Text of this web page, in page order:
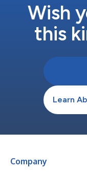
Wish
this
Learn
Company